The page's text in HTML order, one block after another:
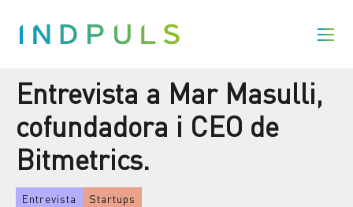
Entrevista a Mar Masulli,
cofundadora i CEO de
Bitmetrics.
Entrevista Startups